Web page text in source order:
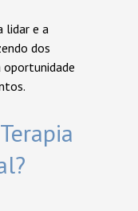
lidar e a
dos